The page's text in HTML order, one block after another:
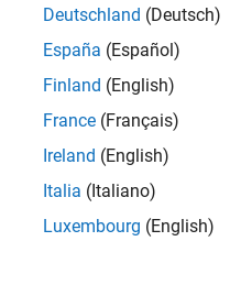
The example shows how to
Planning Networks (MPNet),
Deutschland (Deutsch)
España (Español)
Finland (English)
France (Français)
Ireland (English)
Italia (Italiano)
Luxembourg (English)